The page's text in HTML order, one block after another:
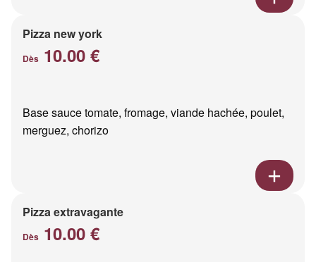
Pizza new york
Dès 10.00 €
Base sauce tomate, fromage, viande hachée, poulet,
merguez, chorizo
Pizza extravagante
Dès 10.00 €